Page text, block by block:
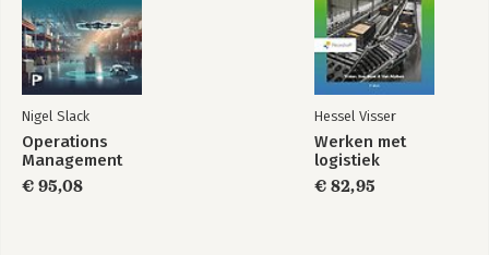
Nigel Slack
Operations
Management
€ 95,08
Hessel Visser
Werken met
logistiek
€ 82,95